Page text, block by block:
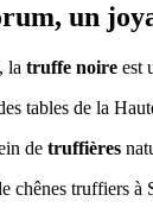
un
la truffe noire est
tables de la
de truffières
chênes truffiers